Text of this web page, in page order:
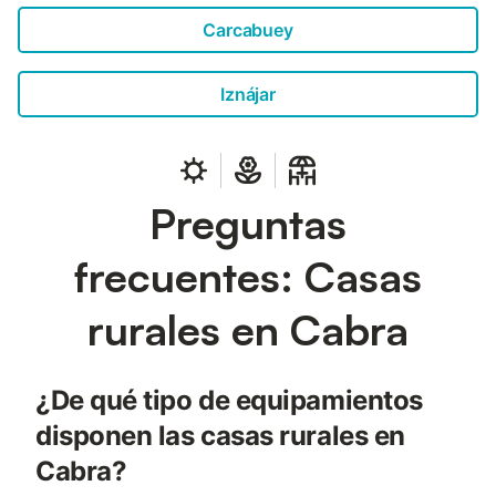
Carcabuey
Iznájar
Preguntas
frecuentes: Casas
rurales en Cabra
¿De qué tipo de equipamientos
disponen las casas rurales en
Cabra?